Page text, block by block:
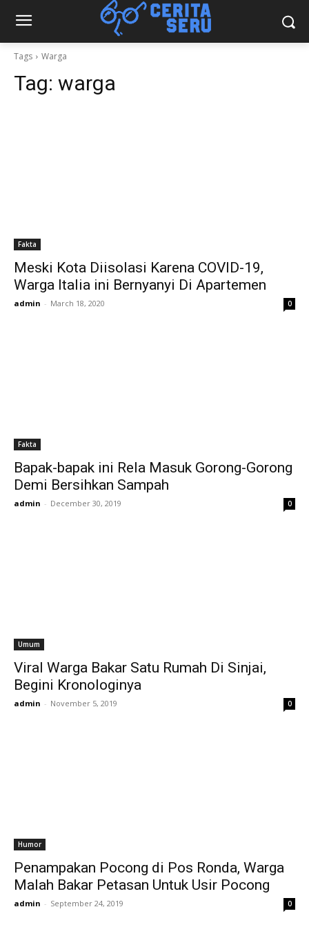
Tags Warga
Tag: warga
Fakta
Meski Kota Diisolasi Karena COVID-19,
Warga Italia ini Bernyanyi Di Apartemen
admin - March 18, 2020 0
Fakta
Bapak-bapak ini Rela Masuk Gorong-Gorong
Demi Bersihkan Sampah
admin - December 30, 2019 0
Umum
Viral Warga Bakar Satu Rumah Di Sinjai,
Begini Kronologinya
admin - November 5, 2019 0
Humor
Penampakan Pocong di Pos Ronda, Warga
Malah Bakar Petasan Untuk Usir Pocong
admin - September 24, 2019 0